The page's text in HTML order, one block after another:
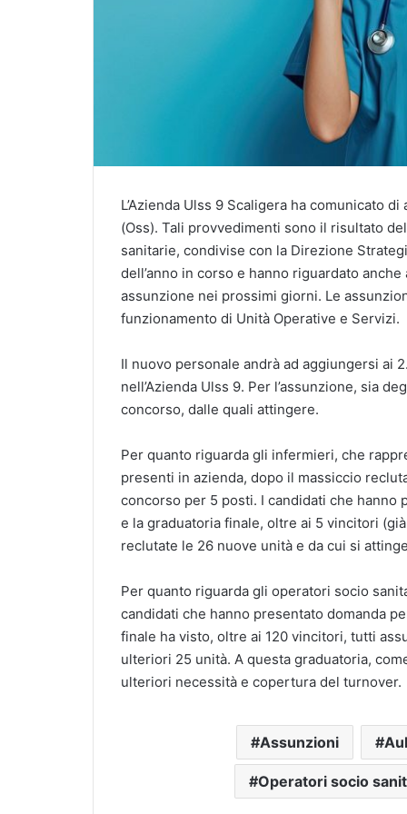
L’Azienda Ulss 9 Scaligera ha comunicato
(Oss). Tali provvedimenti sono il risultato
sanitarie, condivise con la Direzione
dell’anno in corso e hanno riguardato
assunzione nei prossimi giorni. Le
funzionamento di Unità Operative e Servizi.
Il nuovo personale andrà ad aggiungersi ai
nell’Azienda Ulss 9. Per l’assunzione, sia
concorso, dalle quali attingere.
Per quanto riguarda gli infermieri, che
presenti in azienda, dopo il massiccio
concorso per 5 posti. I candidati che hanno
e la graduatoria finale, oltre ai 5 vincitori
reclutate le 26 nuove unità e da cui si
Per quanto riguarda gli operatori socio
candidati che hanno presentato domanda
finale ha visto, oltre ai 120 vincitori, tutti
ulteriori 25 unità. A questa graduatoria,
ulteriori necessità e copertura del turnover.
Assunzioni
Operatori socio